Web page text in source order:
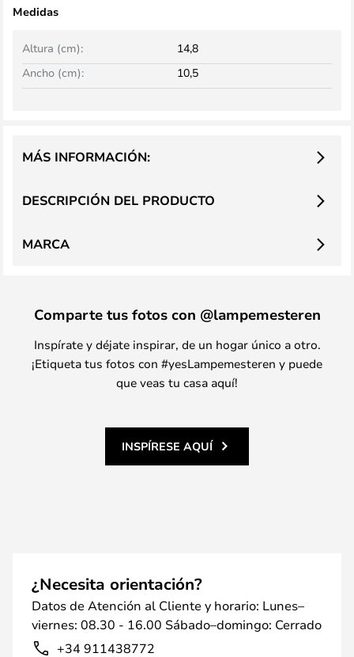
Medidas
Ancho (cm): 10,5
Altura (cm): 14,8
DESCRIPCIÓN DEL PRODUCTO
MÁS INFORMACIÓN:
MARCA
Comparte tus fotos con @lampemesteren
Inspírate y déjate inspirar, de un hogar único a otro.
¡Etiqueta tus fotos con #yesLampemesteren y puede
que veas tu casa aquí!
INSPÍRESE AQUÍ
¿Necesita orientación?
Datos de Atención al Cliente y horario: Lunes–
viernes: 08.30 - 16.00 Sábado–domingo: Cerrado
+34 911438772